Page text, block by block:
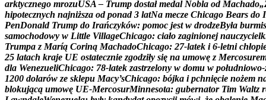
arktycznego mrozuUSA – Trump dostał medal Nobla od Machado„
hipotecznych najniższa od ponad 3 latNa mecze Chicago Bears do I
PenDonald Trump do Irańczyków: pomoc jest w drodzeByła burmis
samochodowy w Little VillageChicago: ciało zaginionej nauczycielk
Trumpa z Maríą Coriną MachadoChicago: 27-latek i 6-letni chłopi
25 latach kraje UE ostatecznie zgodziły się na umowę z Mercosure
dla WenezueliChicago: 78-latek zastrzelony w domu w południowo-
1200 dolarów ze sklepu Macy’sChicago: bójka i pchnięcie nożem n
blokującą umowę UE-MercosurMinnesota: gubernator Tim Waltz r